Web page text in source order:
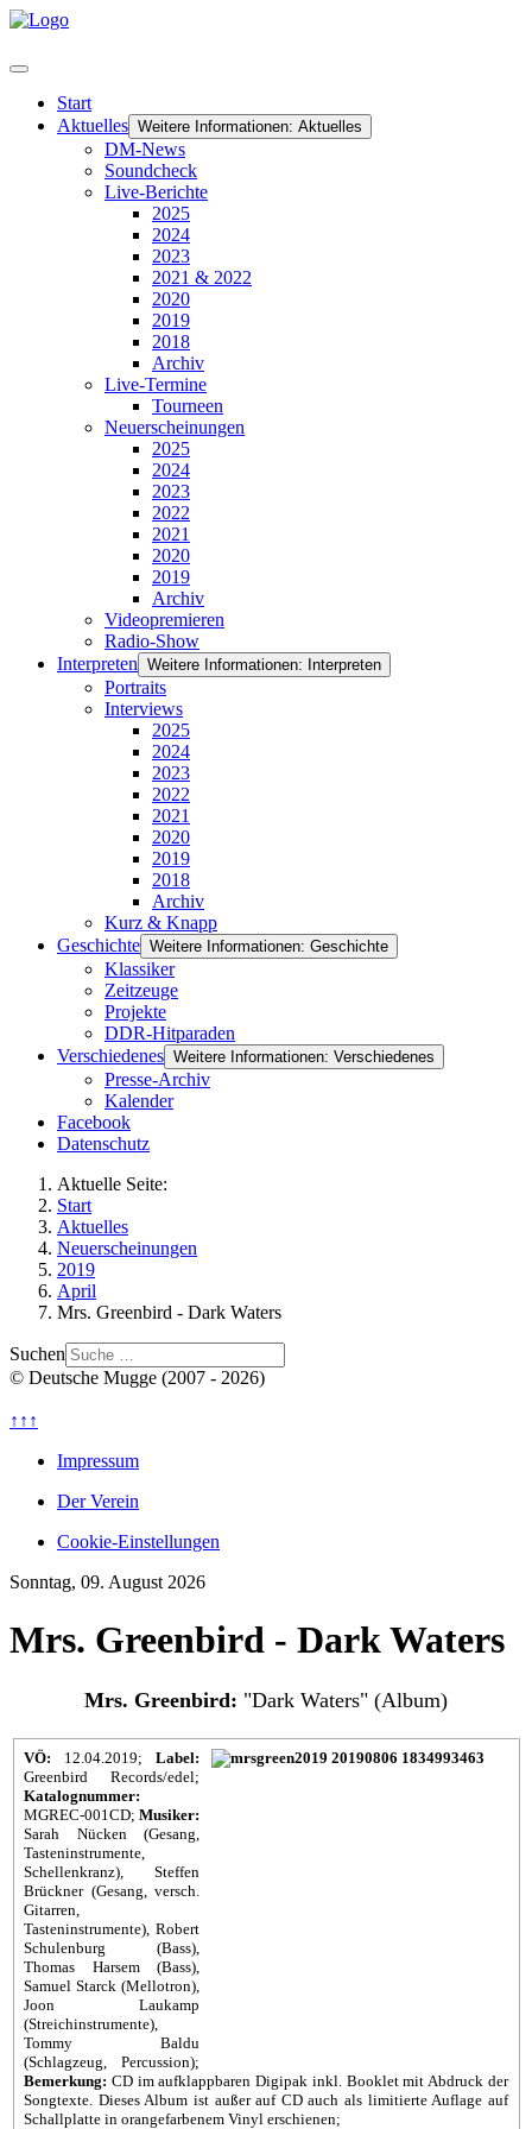
Start
Aktuelles Weitere Informationen: Aktuelles
DM-News
Soundcheck
Live-Berichte
2025
2024
2023
2021 & 2022
2020
2019
2018
Archiv
Live-Termine
Tourneen
Neuerscheinungen
2025
2024
2023
2022
2021
2020
2019
Archiv
Videopremieren
Radio-Show
Interpreten Weitere Informationen: Interpreten
Portraits
Interviews
2025
2024
2023
2022
2021
2020
2019
2018
Archiv
Kurz & Knapp
Geschichte Weitere Informationen: Geschichte
Klassiker
Zeitzeuge
Projekte
DDR-Hitparaden
Verschiedenes Weitere Informationen: Verschiedenes
Presse-Archiv
Kalender
Facebook
Datenschutz
Aktuelle Seite:
Start
Aktuelles
Neuerscheinungen
2019
April
Mrs. Greenbird - Dark Waters
Suchen
© Deutsche Mugge (2007 - 2026)
↑↑↑
Impressum
Der Verein
Cookie-Einstellungen
Sonntag, 09. August 2026
Mrs. Greenbird - Dark Waters
Mrs. Greenbird: "Dark Waters" (Album)
VÖ: 12.04.2019; Label:
Greenbird Records/edel;
Katalognummer:
MGREC-001CD; Musiker:
Sarah Nücken (Gesang,
Tasteninstrumente,
Schellenkranz), Steffen
Brückner (Gesang, versch.
Gitarren,
Tasteninstrumente), Robert
Schulenburg (Bass),
Thomas Harsem (Bass),
Samuel Starck (Mellotron),
Joon Laukamp
(Streichinstrumente),
Tommy Baldu
(Schlagzeug, Percussion);
Bemerkung: CD im aufklappbaren Digipak inkl. Booklet mit Abdruck der
Songtexte. Dieses Album ist außer auf CD auch als limitierte Auflage auf
Schallplatte in orangefarbenem Vinyl erschienen;